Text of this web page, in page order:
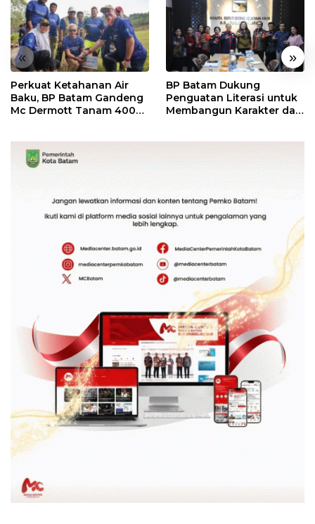
« »
Perkuat Ketahanan Air
Baku, BP Batam Gandeng
Mc Dermott Tanam 400
BP Batam Dukung
Penguatan Literasi untuk
Membangun Karakter dan